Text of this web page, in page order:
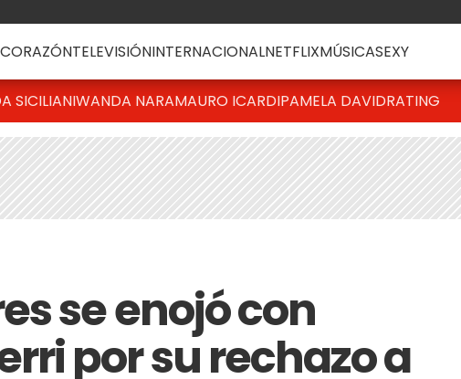
CORAZÓNTELEVISIÓNINTERNACIONALNETFLIXMÚSICASEXY
SICILIANIWANDA NARAMAURO ICARDIPAMELA DAVIDRATING
se enojó con
por su rechazo a